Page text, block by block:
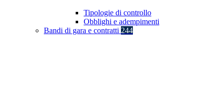
Tipologie di controllo
Obblighi e adempimenti
Bandi di gara e contratti 244